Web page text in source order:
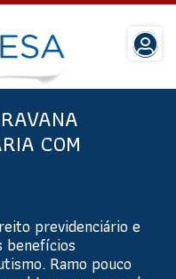
COM
previdenciário e
benefícios
Ramo pouco